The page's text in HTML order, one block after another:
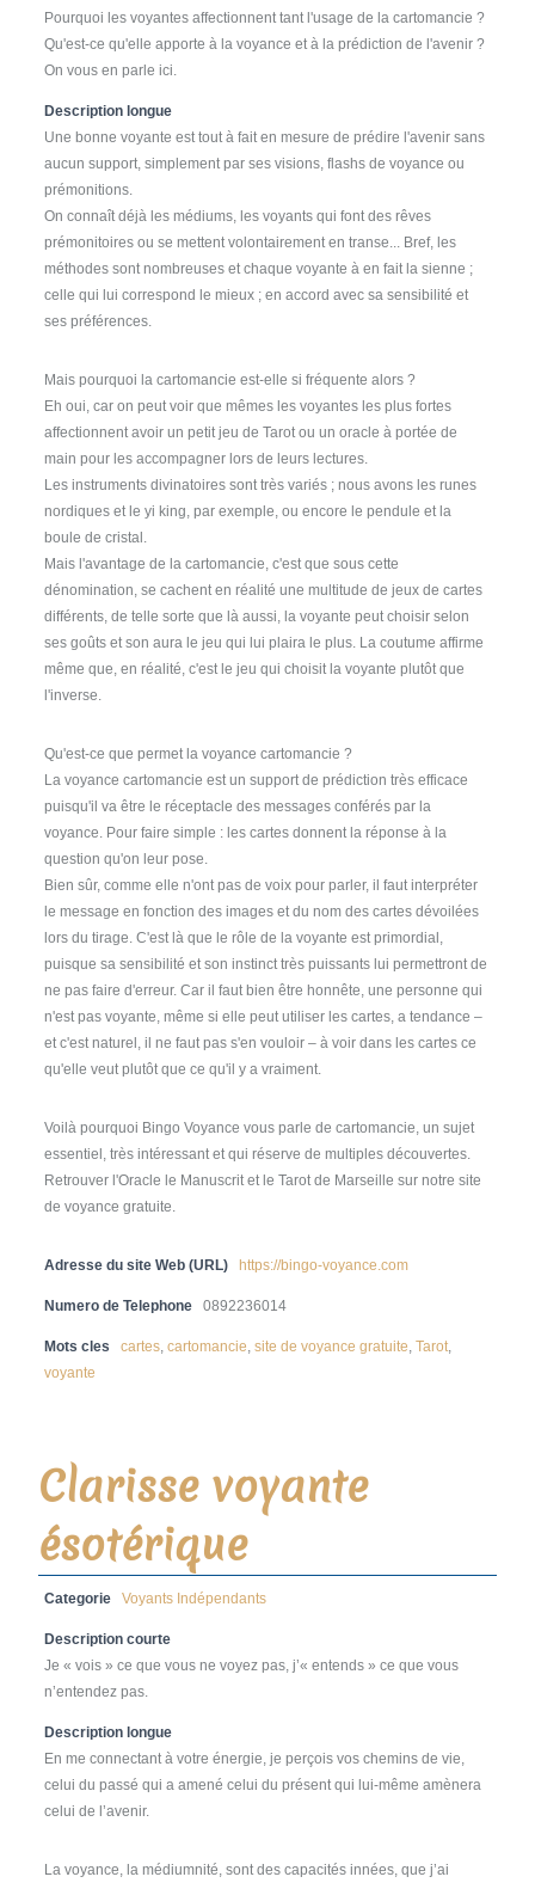
Pourquoi les voyantes affectionnent tant l'usage de la cartomancie ?
Qu'est-ce qu'elle apporte à la voyance et à la prédiction de l'avenir ?
On vous en parle ici.
Description longue
Une bonne voyante est tout à fait en mesure de prédire l'avenir sans
aucun support, simplement par ses visions, flashs de voyance ou
prémonitions.
On connaît déjà les médiums, les voyants qui font des rêves
prémonitoires ou se mettent volontairement en transe... Bref, les
méthodes sont nombreuses et chaque voyante à en fait la sienne ;
celle qui lui correspond le mieux ; en accord avec sa sensibilité et
ses préférences.
Mais pourquoi la cartomancie est-elle si fréquente alors ?
Eh oui, car on peut voir que mêmes les voyantes les plus fortes
affectionnent avoir un petit jeu de Tarot ou un oracle à portée de
main pour les accompagner lors de leurs lectures.
Les instruments divinatoires sont très variés ; nous avons les runes
nordiques et le yi king, par exemple, ou encore le pendule et la
boule de cristal.
Mais l'avantage de la cartomancie, c'est que sous cette
dénomination, se cachent en réalité une multitude de jeux de cartes
différents, de telle sorte que là aussi, la voyante peut choisir selon
ses goûts et son aura le jeu qui lui plaira le plus. La coutume affirme
même que, en réalité, c'est le jeu qui choisit la voyante plutôt que
l'inverse.
Qu'est-ce que permet la voyance cartomancie ?
La voyance cartomancie est un support de prédiction très efficace
puisqu'il va être le réceptacle des messages conférés par la
voyance. Pour faire simple : les cartes donnent la réponse à la
question qu'on leur pose.
Bien sûr, comme elle n'ont pas de voix pour parler, il faut interpréter
le message en fonction des images et du nom des cartes dévoilées
lors du tirage. C'est là que le rôle de la voyante est primordial,
puisque sa sensibilité et son instinct très puissants lui permettront de
ne pas faire d'erreur. Car il faut bien être honnête, une personne qui
n'est pas voyante, même si elle peut utiliser les cartes, a tendance –
et c'est naturel, il ne faut pas s'en vouloir – à voir dans les cartes ce
qu'elle veut plutôt que ce qu'il y a vraiment.
Voilà pourquoi Bingo Voyance vous parle de cartomancie, un sujet
essentiel, très intéressant et qui réserve de multiples découvertes.
Retrouver l'Oracle le Manuscrit et le Tarot de Marseille sur notre site
de voyance gratuite.
Adresse du site Web (URL) https://bingo-voyance.com
Numero de Telephone 0892236014
Mots cles cartes cartomancie site de voyance gratuite Tarot
voyante
Clarisse voyante
ésotérique
Categorie Voyants Indépendants
Description courte
Je « vois » ce que vous ne voyez pas, j’« entends » ce que vous
n’entendez pas.
Description longue
En me connectant à votre énergie, je perçois vos chemins de vie,
celui du passé qui a amené celui du présent qui lui-même amènera
celui de l’avenir.
La voyance, la médiumnité, sont des capacités innées, que j’ai